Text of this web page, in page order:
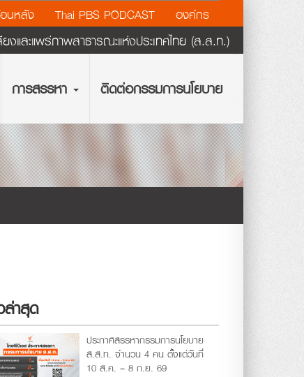
นหลัง Thai PBS PODCAST องค์กร
และแพร่ภาพสาธารณะแห่งประเทศไทย (ส.ส.ท.)
การสรรหา ติดต่อกรรมการนโยบาย
ล่าสุด
ประกาศสรรหากรรมการนโยบาย
ส.ส.ท. จำนวน 4 คน ตั้งแต่วันที่
10 ส.ค. – 8 ก.ย. 69